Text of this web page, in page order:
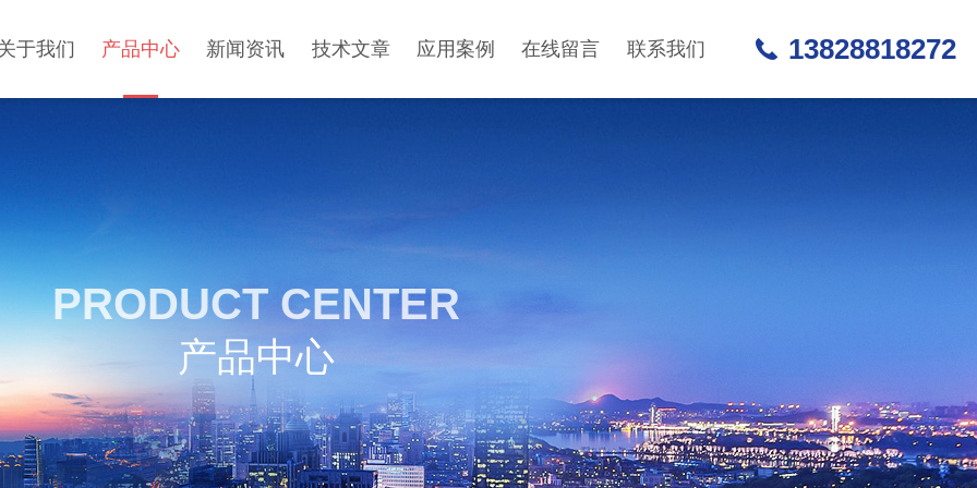
于我们 产品中心 新闻资讯 技术文章 应用案例 在线留言 联系我们 13828818272
PRODUCT CENTER
产品中心